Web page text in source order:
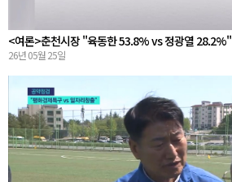
<여론>춘천시장 "육동한 53.8% vs 정광열 28.2%"
26년 05월 25일